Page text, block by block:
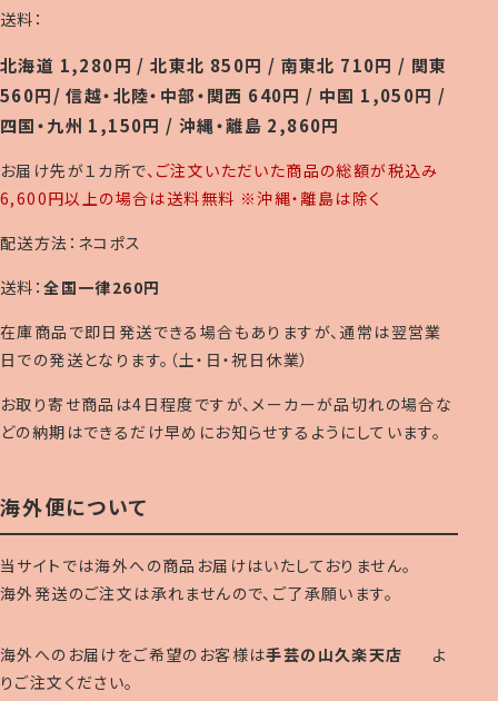
送料：
北海道 1,280円 / 北東北 850円 / 南東北 710円 / 関東
560円/ 信越・北陸・中部・関西 640円 / 中国 1,050円 /
四国・九州 1,150円 / 沖縄・離島 2,860円
お届け先が１カ所で、ご注文いただいた商品の総額が税込み
6,600円以上の場合は送料無料 ※沖縄・離島は除く
配送方法：ネコポス
送料：全国一律260円
在庫商品で即日発送できる場合もありますが、通常は翌営業
日での発送となります。（土・日・祝日休業）
お取り寄せ商品は4日程度ですが、メーカーが品切れの場合な
どの納期はできるだけ早めにお知らせするようにしています。
海外便について
当サイトでは海外への商品お届けはいたしておりません。
海外発送のご注文は承れませんので、ご了承願います。
海外へのお届けをご希望のお客様は手芸の山久楽天店
よ
りご注文ください。